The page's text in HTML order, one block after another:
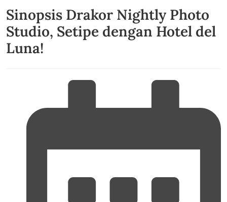
Sinopsis Drakor Nightly Photo
Studio, Setipe dengan Hotel del
Luna!